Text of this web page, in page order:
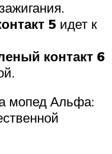
5 идет к
контакт 6
мопед Альфа: